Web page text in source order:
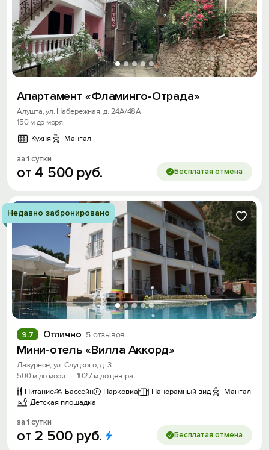
Апартамент «Фламинго-Отрада»
Алушта, ул. Набережная, д. 24А/48А
150 м до моря
Кухня
Мангал
за 1 сутки
от 4 500 руб. Бесплатая отмена
Недавно забронировано
Отлично 5 отзывов
9.7
Мини-отель «Вилла Аккорд»
Лазурное, ул. Слуцкого, д. 3
500 м до моря
· 1027 м до центра
Питание
Бассейн Парковка Панорамный вид
Мангал
Детская площадка
за 1 сутки
от 2 500 руб. Бесплатая отмена